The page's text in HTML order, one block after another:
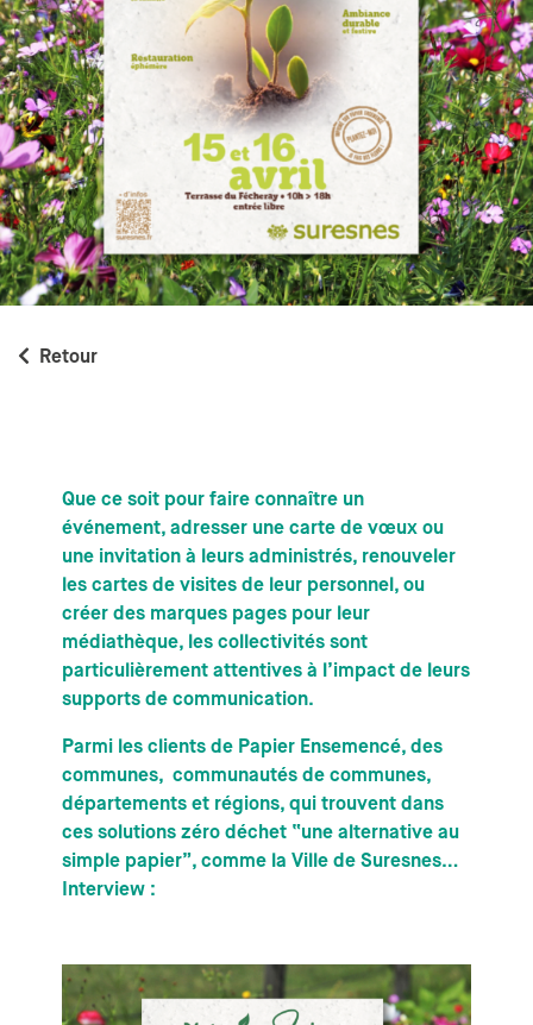
Retour
Que ce soit pour faire connaître un
événement, adresser une carte de vœux ou
une invitation à leurs administrés, renouveler
les cartes de visites de leur personnel, ou
créer des marques pages pour leur
médiathèque, les collectivités sont
particulièrement attentives à l’impact de leurs
supports de communication.
Parmi les clients de Papier Ensemencé, des
communes, communautés de communes,
départements et régions, qui trouvent dans
ces solutions zéro déchet “une alternative au
simple papier”, comme la Ville de Suresnes…
Interview :